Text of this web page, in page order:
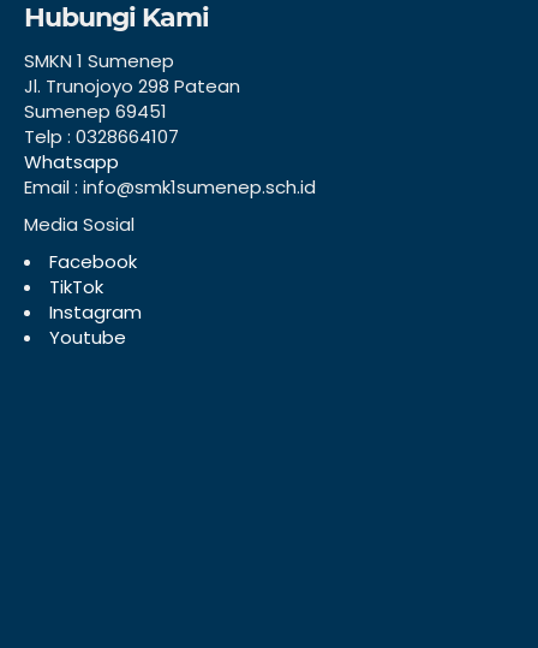
Hubungi Kami
SMKN 1 Sumenep
Jl. Trunojoyo 298 Patean
Sumenep 69451
Telp : 0328664107
Whatsapp
Email : info@smk1sumenep.sch.id
Media Sosial
Facebook
TikTok
Instagram
Youtube